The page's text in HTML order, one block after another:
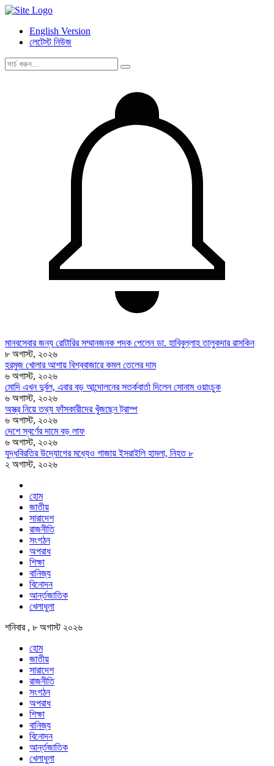
English Version
লেটেস্ট নিউজ
মানবসেবার জন্য রোটারির সম্মানজনক পদক পেলেন ডা. হাবিবুল্লাহ তালুকদার রাসকিন
৮ অগাস্ট, ২০২৬
হরমুজ খোলার আশায় বিশ্ববাজারে কমল তেলের দাম
৬ অগাস্ট, ২০২৬
মোদি এখন দুর্বল, এবার বড় আন্দোলনের সতর্কবার্তা দিলেন সোনাম ওয়াংচুক
৬ অগাস্ট, ২০২৬
অস্ত্র নিয়ে তথ্য ফাঁসকারীদের খুঁজছেন ট্রাম্প
৬ অগাস্ট, ২০২৬
দেশে স্বর্ণের দামে বড় লাফ
৬ অগাস্ট, ২০২৬
যুদ্ধবিরতির উদ্যোগের মধ্যেও গাজায় ইসরাইলি হামলা, নিহত ৮
২ অগাস্ট, ২০২৬
হোম
জাতীয়
সারাদেশ
রাজনীতি
সংগঠন
অপরাধ
শিক্ষা
বানিজ্য
বিনোদন
আর্ন্তজাতিক
খেলাধুলা
শনিবার , ৮ অগাস্ট ২০২৬
হোম
জাতীয়
সারাদেশ
রাজনীতি
সংগঠন
অপরাধ
শিক্ষা
বানিজ্য
বিনোদন
আর্ন্তজাতিক
খেলাধুলা